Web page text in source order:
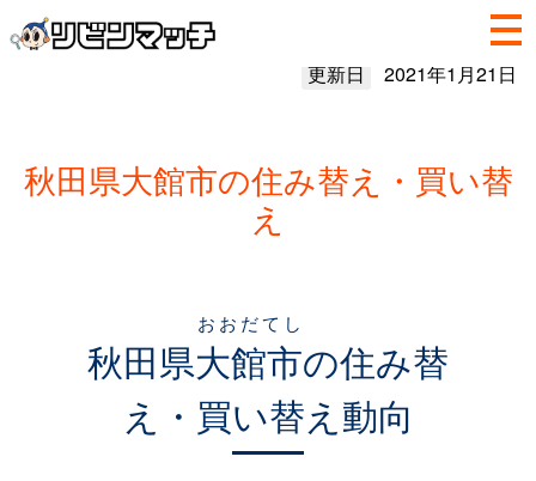
更新日 2021年1月21日
秋田県大館市の住み替え・買い替
え
秋田県大館市
おおだてし
の住み替
え・買い替え動向